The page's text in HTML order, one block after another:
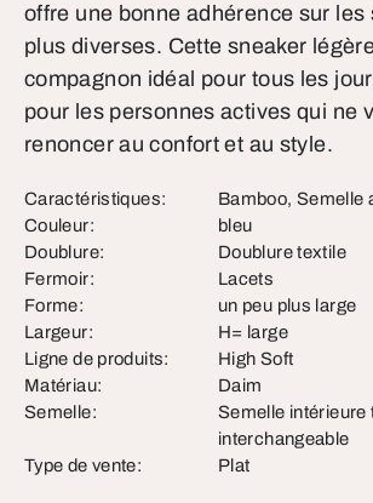
offre une bonne adhérence sur les
plus diverses. Cette sneaker
compagnon idéal pour tous les
pour les personnes actives qui ne
renoncer au confort et au style.
Caractéristiques:
Bamboo, Semelle
Couleur:
bleu
Doublure:
Doublure textile
Fermoir:
Lacets
Forme:
un peu plus large
Largeur:
H= large
Ligne de produits:
High Soft
Matériau:
Daim
Semelle:
Semelle intérieure
interchangeable
Type de vente:
Plat